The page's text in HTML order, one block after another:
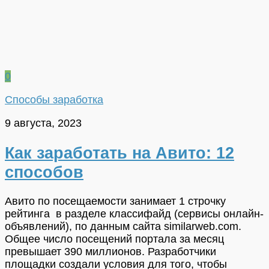
0
Способы заработка
9 августа, 2023
Как заработать на Авито: 12
способов
Авито по посещаемости занимает 1 строчку
рейтинга в разделе классифайд (сервисы онлайн-
объявлений), по данным сайта similarweb.com.
Общее число посещений портала за месяц
превышает 390 миллионов. Разработчики
площадки создали условия для того, чтобы